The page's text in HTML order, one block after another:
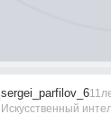
sergei_parfilov_6
Искусственный